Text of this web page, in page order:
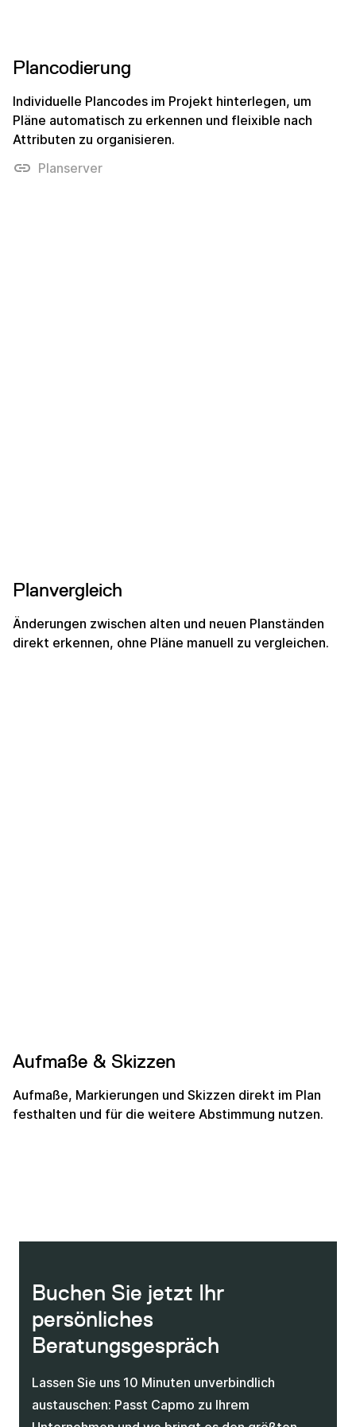
Plancodierung
Individuelle Plancodes im Projekt hinterlegen, um
Pläne automatisch zu erkennen und fleixible nach
Attributen zu organisieren.
Planserver
Planvergleich
Änderungen zwischen alten und neuen Planständen
direkt erkennen, ohne Pläne manuell zu vergleichen.
Aufmaße & Skizzen
Aufmaße, Markierungen und Skizzen direkt im Plan
festhalten und für die weitere Abstimmung nutzen.
Buchen Sie jetzt Ihr
persönliches
Beratungsgespräch
Lassen Sie uns 10 Minuten unverbindlich
austauschen: Passt Capmo zu Ihrem